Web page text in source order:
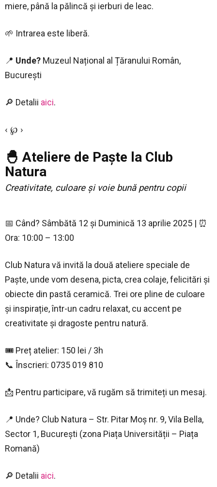
miere, până la pălincă și ierburi de leac.
🌱 Intrarea este liberă.
📍 Unde? Muzeul Național al Țăranului Român,
București
🔎 Detalii aici.
‹ ℘ ›
🐣 Ateliere de Paște la Club
Natura
Creativitate, culoare și voie bună pentru copii
📅 Când? Sâmbătă 12 și Duminică 13 aprilie 2025 | ⏰
Ora: 10:00 – 13:00
Club Natura vă invită la două ateliere speciale de
Paște, unde vom desena, picta, crea colaje, felicitări și
obiecte din pastă ceramică. Trei ore pline de culoare
și inspirație, într-un cadru relaxat, cu accent pe
creativitate și dragoste pentru natură.
🎟 Preț atelier: 150 lei / 3h
📞 Înscrieri: 0735 019 810
📩 Pentru participare, vă rugăm să trimiteți un mesaj.
📍 Unde? Club Natura – Str. Pitar Moș nr. 9, Vila Bella,
Sector 1, București (zona Piața Universității – Piața
Romană)
🔎 Detalii aici.